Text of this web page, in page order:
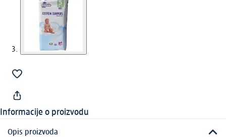
Informacije o proizvodu
Opis proizvoda